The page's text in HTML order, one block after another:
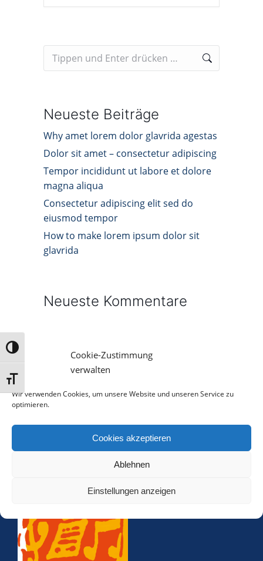
Cookie-Zustimmung
verwalten
Wir verwenden Cookies, um unsere Website und unseren Service zu
optimieren.
Cookies akzeptieren
Ablehnen
Einstellungen anzeigen
Umschalten auf hohe Kontraste
Schrift vergrößern
Neueste Beiträge
Why amet lorem dolor glavrida agestas
Dolor sit amet – consectetur adipiscing
Tempor incididunt ut labore et dolore
magna aliqua
Consectetur adipiscing elit sed do
eiusmod tempor
How to make lorem ipsum dolor sit
glavrida
Neueste Kommentare
DOWNLOAD PDF
Jugendmusikschule Hechingen